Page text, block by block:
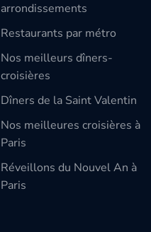
arrondissements
Restaurants par métro
Nos meilleurs dîners-
croisières
Dîners de la Saint Valentin
Nos meilleures croisières à
Paris
Réveillons du Nouvel An à
Paris